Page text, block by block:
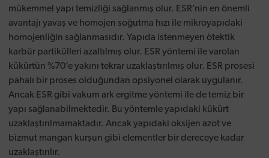
mükemmel yapı temizliği sağlanmış olur. ESR’nin en önemli
avantajı yavaş ve homojen soğutma hızı ile mikroyapıdaki
homojenliğin sağlanmasıdır. Yapıda istenmeyen ötektik
karbür partikülleri azaltılmış olur. ESR yöntemi ile varolan
kükürtün %70’e yakını tekrar uzaklaştırılmış olur. ESR prosesi
pahalı bir proses olduğundan opsiyonel olarak uygulanır.
Ancak ESR gibi vakum ark ergitme yöntemi ile de temiz bir
yapı sağlanabilmektedir. Bu yöntemle yapıdaki kükürt
uzaklaştırılmamaktadır. Ancak yapıdaki oksijen azot ve
bizmut mangan kurşun gibi elementler bir dereceye kadar
uzaklaştırılır.